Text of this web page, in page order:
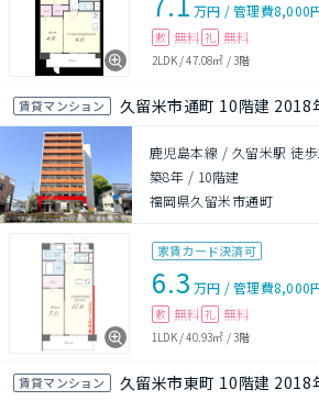
万円 /管理費8,000
敷 無料 礼 無料
2LDK/47.08㎡ /3階
賃貸マンション 久留米市通町 10階建 2018
鹿児島本線 / 久留米駅 徒
築8年 / 10階建
福岡県久留米市通町
家賃カード決済可
6.3 万円 /管理費8,000
敷 無料 礼 無料
1LDK/40.93㎡ /3階
賃貸マンション 久留米市東町 10階建 2018